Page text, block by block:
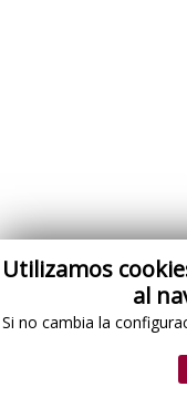
Utilizamos
al
Si no cambia la